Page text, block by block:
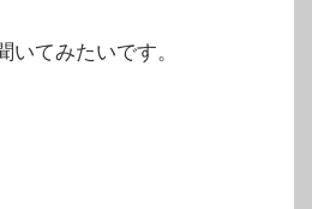
いてみたいです。